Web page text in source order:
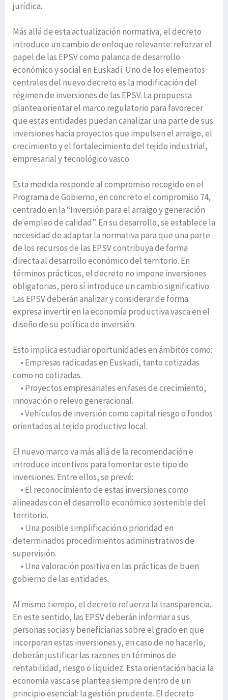
jurídica.
Más allá de esta actualización normativa, el decreto
introduce un cambio de enfoque relevante: reforzar el
papel de las EPSV como palanca de desarrollo
económico y social en Euskadi. Uno de los elementos
centrales del nuevo decreto es la modificación del
régimen de inversiones de las EPSV. La propuesta
plantea orientar el marco regulatorio para favorecer
que estas entidades puedan canalizar una parte de sus
inversiones hacia proyectos que impulsen el arraigo, el
crecimiento y el fortalecimiento del tejido industrial,
empresarial y tecnológico vasco.
Esta medida responde al compromiso recogido en el
Programa de Gobierno, en concreto el compromiso 74,
centrado en la “Inversión para el arraigo y generación
de empleo de calidad”. En su desarrollo, se establece la
necesidad de adaptar la normativa para que una parte
de los recursos de las EPSV contribuya de forma
directa al desarrollo económico del territorio. En
términos prácticos, el decreto no impone inversiones
obligatorias, pero sí introduce un cambio significativo:
Las EPSV deberán analizar y considerar de forma
expresa invertir en la economía productiva vasca en el
diseño de su política de inversión.
Esto implica estudiar oportunidades en ámbitos como:
• Empresas radicadas en Euskadi, tanto cotizadas
como no cotizadas.
• Proyectos empresariales en fases de crecimiento,
innovación o relevo generacional.
• Vehículos de inversión como capital riesgo o fondos
orientados al tejido productivo local.
El nuevo marco va más allá de la recomendación e
introduce incentivos para fomentar este tipo de
inversiones. Entre ellos, se prevé:
• El reconocimiento de estas inversiones como
alineadas con el desarrollo económico sostenible del
territorio.
• Una posible simplificación o prioridad en
determinados procedimientos administrativos de
supervisión.
• Una valoración positiva en las prácticas de buen
gobierno de las entidades.
Al mismo tiempo, el decreto refuerza la transparencia.
En este sentido, las EPSV deberán informar a sus
personas socias y beneficiarias sobre el grado en que
incorporan estas inversiones y, en caso de no hacerlo,
deberán justificar las razones en términos de
rentabilidad, riesgo o liquidez. Esta orientación hacia la
economía vasca se plantea siempre dentro de un
principio esencial: la gestión prudente. El decreto